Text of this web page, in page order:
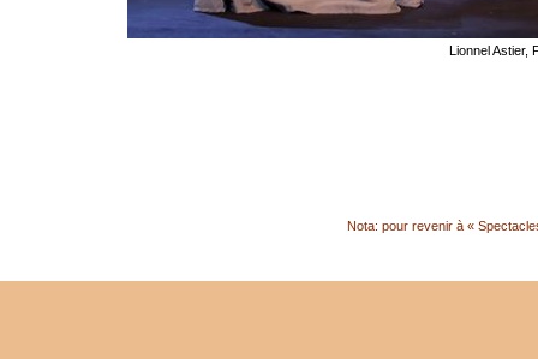
Lionnel Astier,
Nota: pour revenir à «